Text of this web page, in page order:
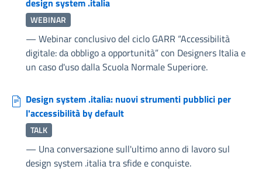
WEBINAR
— Webinar conclusivo del ciclo GARR “Accessibilità
digitale: da obbligo a opportunità” con Designers Italia e
un caso d'uso dalla Scuola Normale Superiore.
Design system .italia: nuovi strumenti pubblici per
l'accessibilità by default
TALK
— Una conversazione sull'ultimo anno di lavoro sul
design system .italia tra sfide e conquiste.